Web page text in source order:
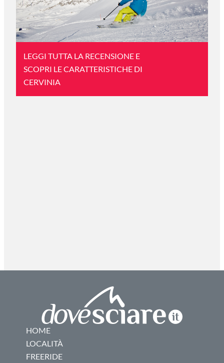
LEGGI TUTTA LA RECENSIONE E
SCOPRI LE CARATTERISTICHE DI
CERVINIA
HOME
LOCALITÀ
FREERIDE